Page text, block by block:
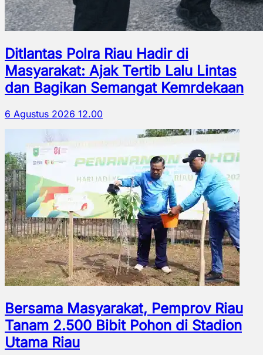
Ditlantas Polra Riau Hadir di
Masyarakat: Ajak Tertib Lalu Lintas
dan Bagikan Semangat Kemrdekaan
6 Agustus 2026 12.00
Bersama Masyarakat, Pemprov Riau
Tanam 2.500 Bibit Pohon di Stadion
Utama Riau